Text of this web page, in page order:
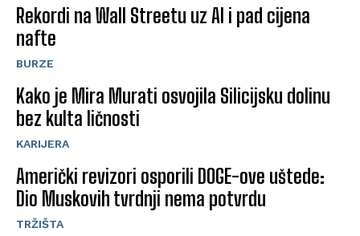
Rekordi na Wall Streetu uz AI i pad cijena
nafte
BURZE
Kako je Mira Murati osvojila Silicijsku dolinu
bez kulta ličnosti
KARIJERA
Američki revizori osporili DOGE-ove uštede:
Dio Muskovih tvrdnji nema potvrdu
TRŽIŠTA